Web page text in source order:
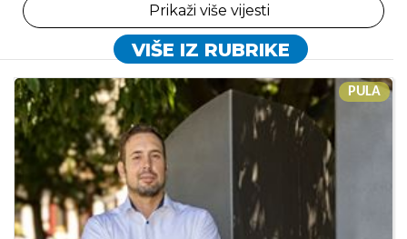
Prikaži više vijesti
VIŠE IZ RUBRIKE
PULA